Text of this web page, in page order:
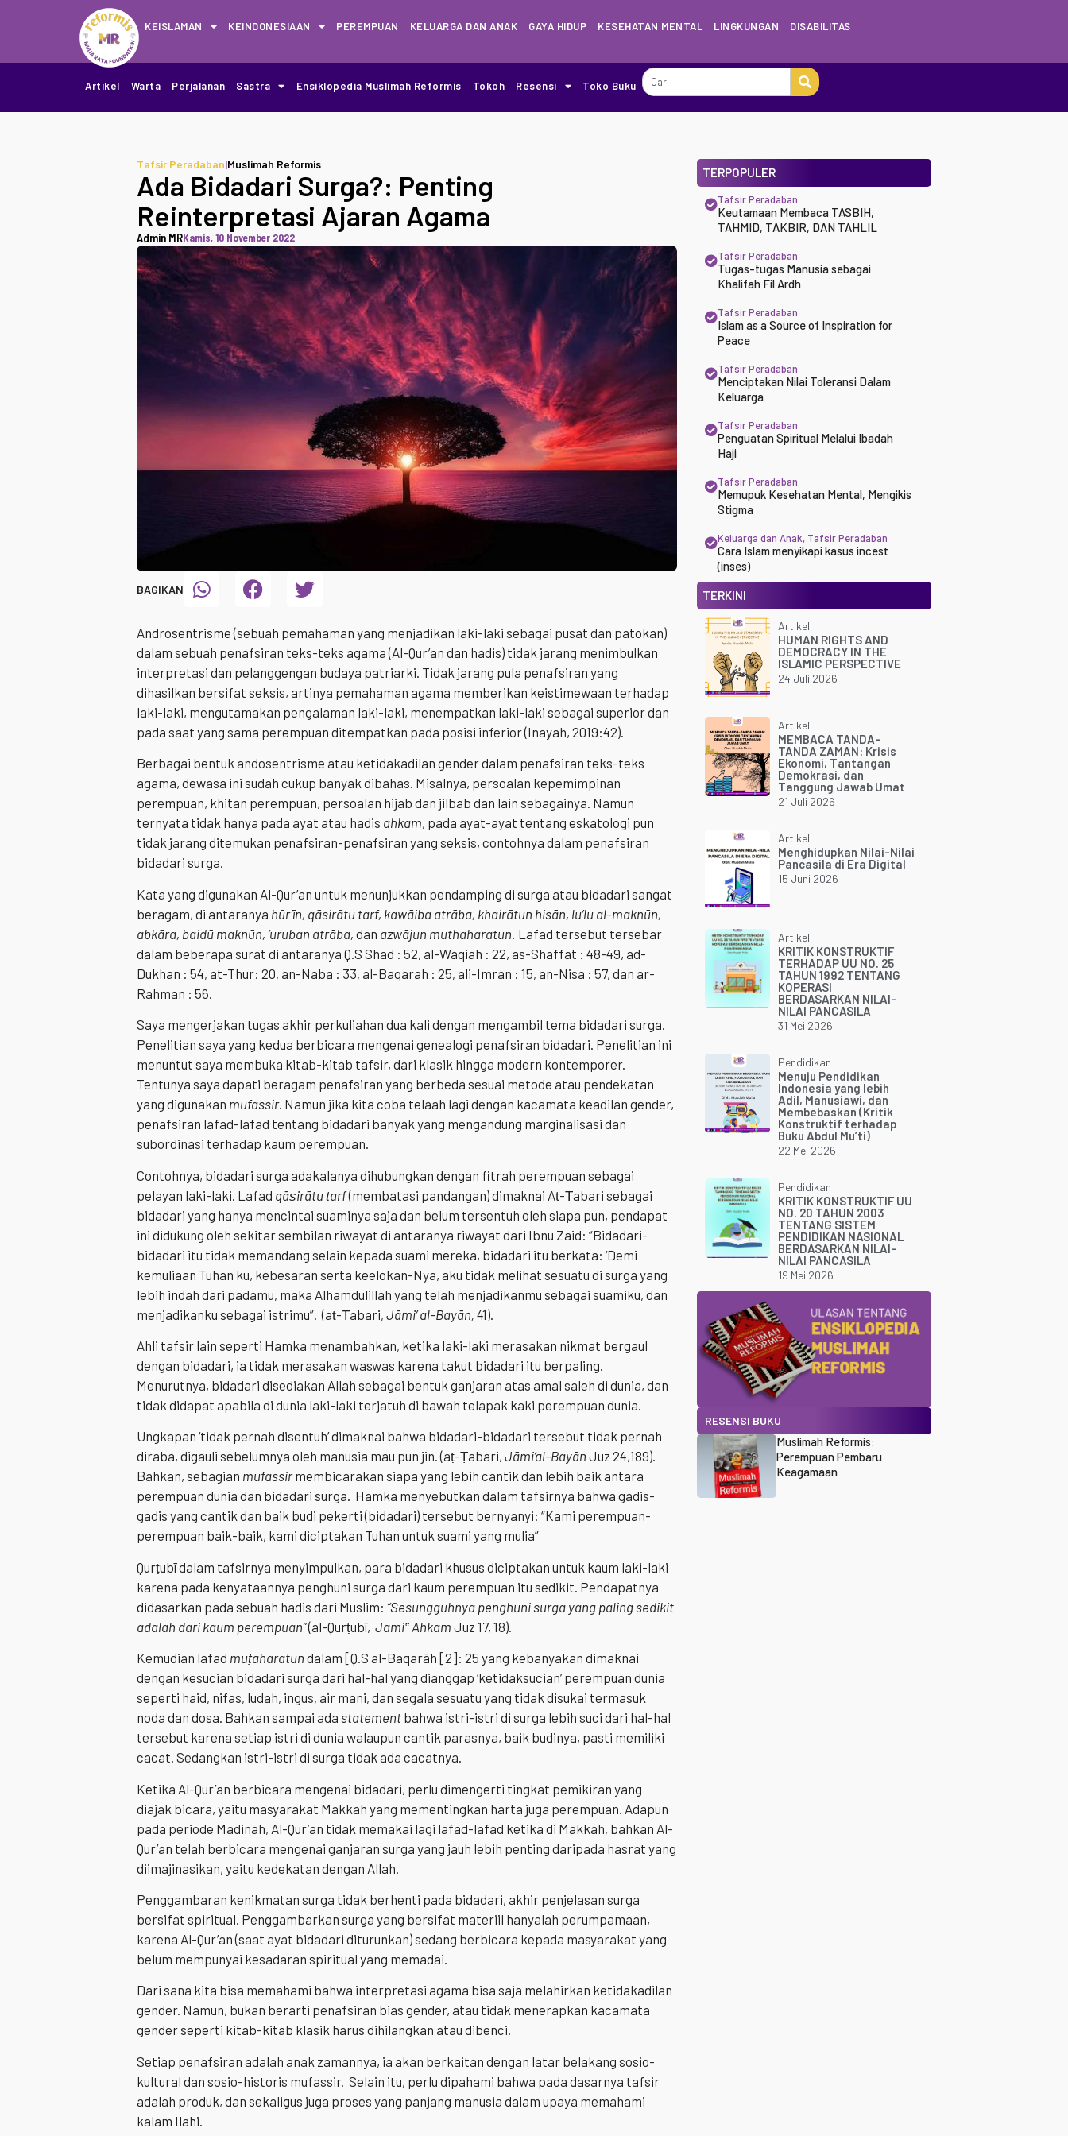
KEISLAMAN KEINDONESIAAN PEREMPUAN KELUARGA DAN ANAK GAYA HIDUP KESEHATAN MENTAL LINGKUNGAN DISABILITAS
Artikel Warta Perjalanan Sastra Ensiklopedia Muslimah Reformis Tokoh Resensi Toko Buku
Tafsir Peradaban|Muslimah Reformis
Ada Bidadari Surga?: Penting
Reinterpretasi Ajaran Agama
Admin MRKamis, 10 November 2022
BAGIKAN
Androsentrisme (sebuah pemahaman yang menjadikan laki-laki sebagai pusat dan patokan)
dalam sebuah penafsiran teks-teks agama (Al-Qur’an dan hadis) tidak jarang menimbulkan
interpretasi dan pelanggengan budaya patriarki. Tidak jarang pula penafsiran yang
dihasilkan bersifat seksis, artinya pemahaman agama memberikan keistimewaan terhadap
laki-laki, mengutamakan pengalaman laki-laki, menempatkan laki-laki sebagai superior dan
pada saat yang sama perempuan ditempatkan pada posisi inferior (Inayah, 2019:42).
Berbagai bentuk andosentrisme atau ketidakadilan gender dalam penafsiran teks-teks
agama, dewasa ini sudah cukup banyak dibahas. Misalnya, persoalan kepemimpinan
perempuan, khitan perempuan, persoalan hijab dan jilbab dan lain sebagainya. Namun
ternyata tidak hanya pada ayat atau hadis ahkam, pada ayat-ayat tentang eskatologi pun
tidak jarang ditemukan penafsiran-penafsiran yang seksis, contohnya dalam penafsiran
bidadari surga.
Kata yang digunakan Al-Qur’an untuk menunjukkan pendamping di surga atau bidadari sangat
beragam, di antaranya hūr’īn, qāsirātu tarf, kawāiba atrāba, khairātun hisān, lu’lu al-maknūn,
abkāra, baidū maknūn, ‘uruban atrāba, dan azwājun muthaharatun. Lafad tersebut tersebar
dalam beberapa surat di antaranya Q.S Shad : 52, al-Waqiah : 22, as-Shaffat : 48-49, ad-
Dukhan : 54, at-Thur: 20, an-Naba : 33, al-Baqarah : 25, ali-Imran : 15, an-Nisa : 57, dan ar-
Rahman : 56.
Saya mengerjakan tugas akhir perkuliahan dua kali dengan mengambil tema bidadari surga.
Penelitian saya yang kedua berbicara mengenai genealogi penafsiran bidadari. Penelitian ini
menuntut saya membuka kitab-kitab tafsir, dari klasik hingga modern kontemporer.
Tentunya saya dapati beragam penafsiran yang berbeda sesuai metode atau pendekatan
yang digunakan mufassir. Namun jika kita coba telaah lagi dengan kacamata keadilan gender,
penafsiran lafad-lafad tentang bidadari banyak yang mengandung marginalisasi dan
subordinasi terhadap kaum perempuan.
Contohnya, bidadari surga adakalanya dihubungkan dengan fitrah perempuan sebagai
pelayan laki-laki. Lafad qāṣirātu ṭarf(membatasi pandangan) dimaknai Aṭ-Ṭabari sebagai
bidadari yang hanya mencintai suaminya saja dan belum tersentuh oleh siapa pun, pendapat
ini didukung oleh sekitar sembilan riwayat di antaranya riwayat dari Ibnu Zaid: “Bidadari-
bidadari itu tidak memandang selain kepada suami mereka, bidadari itu berkata: ‘Demi
kemuliaan Tuhan ku, kebesaran serta keelokan-Nya, aku tidak melihat sesuatu di surga yang
lebih indah dari padamu, maka Alhamdulillah yang telah menjadikanmu sebagai suamiku, dan
menjadikanku sebagai istrimu”. (aṭ-Ṭabari, Jāmi’ al-Bayān, 41).
Ahli tafsir lain seperti Hamka menambahkan, ketika laki-laki merasakan nikmat bergaul
dengan bidadari, ia tidak merasakan waswas karena takut bidadari itu berpaling.
Menurutnya, bidadari disediakan Allah sebagai bentuk ganjaran atas amal saleh di dunia, dan
tidak didapat apabila di dunia laki-laki terjatuh di bawah telapak kaki perempuan dunia.
Ungkapan ‘tidak pernah disentuh’ dimaknai bahwa bidadari-bidadari tersebut tidak pernah
diraba, digauli sebelumnya oleh manusia mau pun jin. (aṭ-Ṭabari, Jāmi’al–Bayān Juz 24,189).
Bahkan, sebagian mufassirmembicarakan siapa yang lebih cantik dan lebih baik antara
perempuan dunia dan bidadari surga. Hamka menyebutkan dalam tafsirnya bahwa gadis-
gadis yang cantik dan baik budi pekerti (bidadari) tersebut bernyanyi: “Kami perempuan-
perempuan baik-baik, kami diciptakan Tuhan untuk suami yang mulia”
Qurṭubī dalam tafsirnya menyimpulkan, para bidadari khusus diciptakan untuk kaum laki-laki
karena pada kenyataannya penghuni surga dari kaum perempuan itu sedikit. Pendapatnya
didasarkan pada sebuah hadis dari Muslim: “Sesungguhnya penghuni surga yang paling sedikit
adalah dari kaum perempuan”(al-Qurṭubī, Jami‟ Ahkam Juz 17, 18).
Kemudian lafad muṭaharatun dalam [Q.S al-Baqarāh [2]: 25 yang kebanyakan dimaknai
dengan kesucian bidadari surga dari hal-hal yang dianggap ‘ketidaksucian’ perempuan dunia
seperti haid, nifas, ludah, ingus, air mani, dan segala sesuatu yang tidak disukai termasuk
noda dan dosa. Bahkan sampai ada statement bahwa istri-istri di surga lebih suci dari hal-hal
tersebut karena setiap istri di dunia walaupun cantik parasnya, baik budinya, pasti memiliki
cacat. Sedangkan istri-istri di surga tidak ada cacatnya.
Ketika Al-Qur’an berbicara mengenai bidadari, perlu dimengerti tingkat pemikiran yang
diajak bicara, yaitu masyarakat Makkah yang mementingkan harta juga perempuan. Adapun
pada periode Madinah, Al-Qur’an tidak memakai lagi lafad-lafad ketika di Makkah, bahkan Al-
Qur’an telah berbicara mengenai ganjaran surga yang jauh lebih penting daripada hasrat yang
diimajinasikan, yaitu kedekatan dengan Allah.
Penggambaran kenikmatan surga tidak berhenti pada bidadari, akhir penjelasan surga
bersifat spiritual. Penggambarkan surga yang bersifat materiil hanyalah perumpamaan,
karena Al-Qur’an (saat ayat bidadari diturunkan) sedang berbicara kepada masyarakat yang
belum mempunyai kesadaran spiritual yang memadai.
Dari sana kita bisa memahami bahwa interpretasi agama bisa saja melahirkan ketidakadilan
gender. Namun, bukan berarti penafsiran bias gender, atau tidak menerapkan kacamata
gender seperti kitab-kitab klasik harus dihilangkan atau dibenci.
Setiap penafsiran adalah anak zamannya, ia akan berkaitan dengan latar belakang sosio-
kultural dan sosio-historis mufassir. Selain itu, perlu dipahami bahwa pada dasarnya tafsir
adalah produk, dan sekaligus juga proses yang panjang manusia dalam upaya memahami
kalam Ilahi.
TERPOPULER
Tafsir Peradaban
Keutamaan Membaca TASBIH,
TAHMID, TAKBIR, DAN TAHLIL
Tafsir Peradaban
Tugas-tugas Manusia sebagai
Khalifah Fil Ardh
Tafsir Peradaban
Islam as a Source of Inspiration for
Peace
Tafsir Peradaban
Menciptakan Nilai Toleransi Dalam
Keluarga
Tafsir Peradaban
Penguatan Spiritual Melalui Ibadah
Haji
Tafsir Peradaban
Memupuk Kesehatan Mental, Mengikis
Stigma
Keluarga dan Anak, Tafsir Peradaban
Cara Islam menyikapi kasus incest
(inses)
TERKINI
Artikel
HUMAN RIGHTS AND
DEMOCRACY IN THE
ISLAMIC PERSPECTIVE
24 Juli 2026
Artikel
MEMBACA TANDA-
TANDA ZAMAN: Krisis
Ekonomi, Tantangan
Demokrasi, dan
Tanggung Jawab Umat
21 Juli 2026
Artikel
Menghidupkan Nilai-Nilai
Pancasila di Era Digital
15 Juni 2026
Artikel
KRITIK KONSTRUKTIF
TERHADAP UU NO. 25
TAHUN 1992 TENTANG
KOPERASI
BERDASARKAN NILAI-
NILAI PANCASILA
31 Mei 2026
Pendidikan
Menuju Pendidikan
Indonesia yang lebih
Adil, Manusiawi, dan
Membebaskan (Kritik
Konstruktif terhadap
Buku Abdul Mu’ti)
22 Mei 2026
Pendidikan
KRITIK KONSTRUKTIF UU
NO. 20 TAHUN 2003
TENTANG SISTEM
PENDIDIKAN NASIONAL
BERDASARKAN NILAI-
NILAI PANCASILA
19 Mei 2026
RESENSI BUKU
Muslimah Reformis:
Perempuan Pembaru
Keagamaan